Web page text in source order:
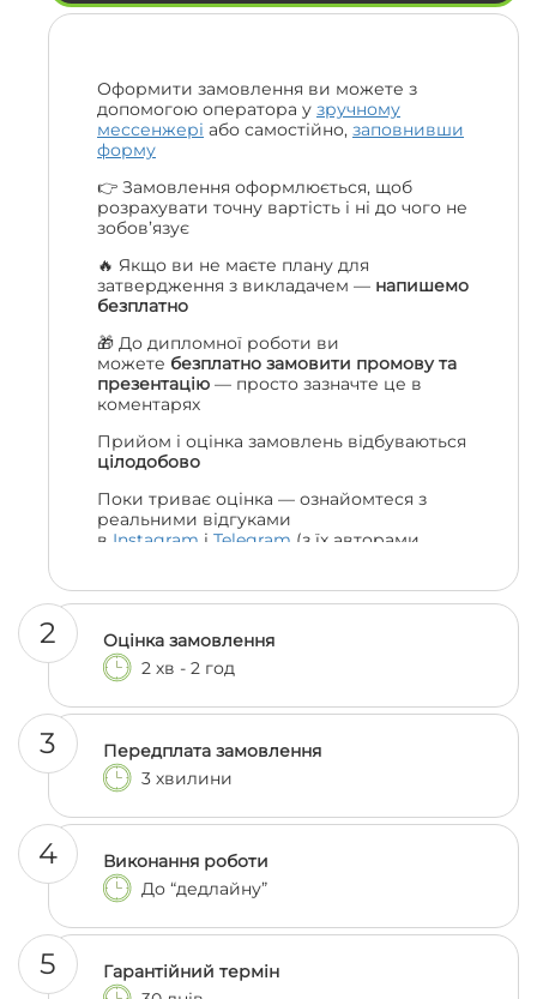
Оформити замовлення ви можете з
допомогою оператора у зручному
мессенжері або самостійно, заповнивши
форму
👉 Замовлення оформлюється, щоб
розрахувати точну вартість і ні до чого не
зобов’язує
🔥 Якщо ви не маєте плану для
затвердження з викладачем — напишемо
безплатно
🎁 До дипломної роботи ви
можете безплатно замовити промову та
презентацію — просто зазначте це в
коментарях
Прийом і оцінка замовлень відбуваються
цілодобово
Поки триває оцінка — ознайомтеся з
реальними відгуками
в Instagram і Telegram (з їх авторами
2
Оцінка замовлення
2 хв - 2 год
3
Передплата замовлення
3 хвилини
4
Виконання роботи
До “дедлайну”
5
Гарантійний термін